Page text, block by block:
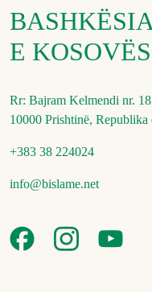
E KOSOVËS
Rr: Bajram Kelmendi nr.
10000 Prishtinë, Republika
+383 38 224024
info@bislame.net